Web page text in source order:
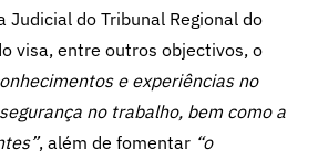
Judicial do Tribunal Regional do
visa, entre outros objectivos, o
e experiências no
no trabalho, bem como a
, além de fomentar “o